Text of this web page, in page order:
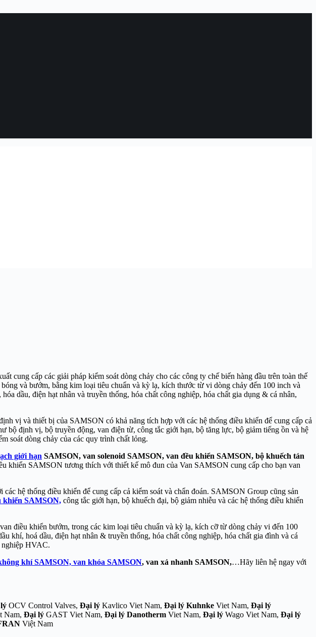
cung cấp các giải pháp kiểm soát dòng chảy cho các công ty chế biến hàng đầu trên toàn thế
và bướm, bằng kim loại tiêu chuẩn và kỳ lạ, kích thước từ vi dòng chảy đến 100 inch và
dầu, điện hạt nhân và truyền thống, hóa chất công nghiệp, hóa chất gia dụng & cá nhân,
vị và thiết bị của SAMSON có khả năng tích hợp với các hệ thống điều khiển để cung cấp cả
bộ định vị, bộ truyền động, van điện từ, công tắc giới hạn, bộ tăng lực, bộ giảm tiếng ồn và hệ
soát dòng chảy của các quy trình chất lỏng.
giới hạn SAMSON, van solenoid SAMSON, van đều khiển SAMSON, bộ khuếch tán
khiển SAMSON tương thích với thiết kế mô đun của Van SAMSON cung cấp cho bạn van
hệ thống điều khiển để cung cấp cả kiểm soát và chẩn đoán. SAMSON Group cũng sản
khiển SAMSON, công tắc giới hạn, bộ khuếch đại, bộ giảm nhiễu và các hệ thống điều khiển
điều khiển bướm, trong các kim loại tiêu chuẩn và kỳ lạ, kích cỡ từ dòng chảy vi đến 100
khí, hoá dầu, điện hạt nhân & truyền thống, hóa chất công nghiệp, hóa chất gia đình và cá
nghiệp HVAC.
khí SAMSON, van khóa SAMSON, van xả nhanh SAMSON,…Hãy liên hệ ngay với
OCV Control Valves, Đại lý Kavlico Viet Nam, Đại lý Kuhnke Viet Nam, Đại lý
Nam, Đại lý GAST Viet Nam, Đại lý Danotherm Viet Nam, Đại lý Wago Viet Nam, Đại lý
Việt Nam